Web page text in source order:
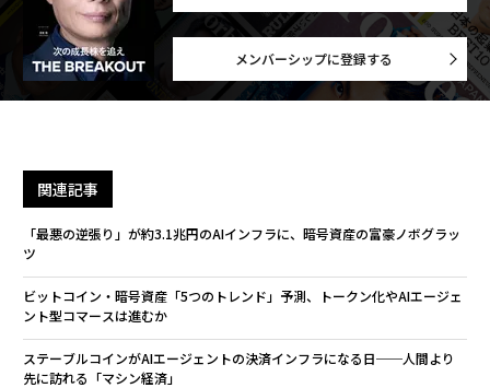
メンバーシップに登録する
関連記事
「最悪の逆張り」が約3.1兆円のAIインフラに、暗号資産の富豪ノボグラッ
ツ
ビットコイン・暗号資産「5つのトレンド」予測、トークン化やAIエージェ
ント型コマースは進むか
ステーブルコインがAIエージェントの決済インフラになる日──人間より
先に訪れる「マシン経済」